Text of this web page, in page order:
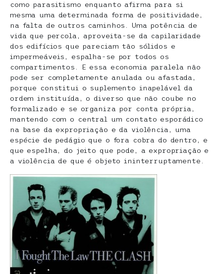
como parasitismo enquanto afirma para si
mesma uma determinada forma de positividade,
na falta de outros caminhos. Uma potência de
vida que percola, aproveita-se da capilaridade
dos edifícios que pareciam tão sólidos e
impermeáveis, espalha-se por todos os
compartimentos. E essa economia paralela não
pode ser completamente anulada ou afastada,
porque constitui o suplemento inapelável da
ordem instituída, o diverso que não coube no
formalizado e se organiza por conta própria,
mantendo com o central um contato esporádico
na base da expropriação e da violência, uma
espécie de pedágio que o fora cobra do dentro, e
que espelha, do jeito que pode, a expropriação e
a violência de que é objeto ininterruptamente.